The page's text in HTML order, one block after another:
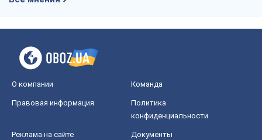
О компании Команда
Правовая информация
Политика
конфиденциальности
Реклама на сайте Документы